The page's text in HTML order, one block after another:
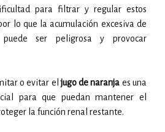
para filtrar y regular estos
lo que la acumulación excesiva de
ser peligrosa y provocar
o evitar el jugo de naranja es una
para que puedan mantener el
la función renal restante.